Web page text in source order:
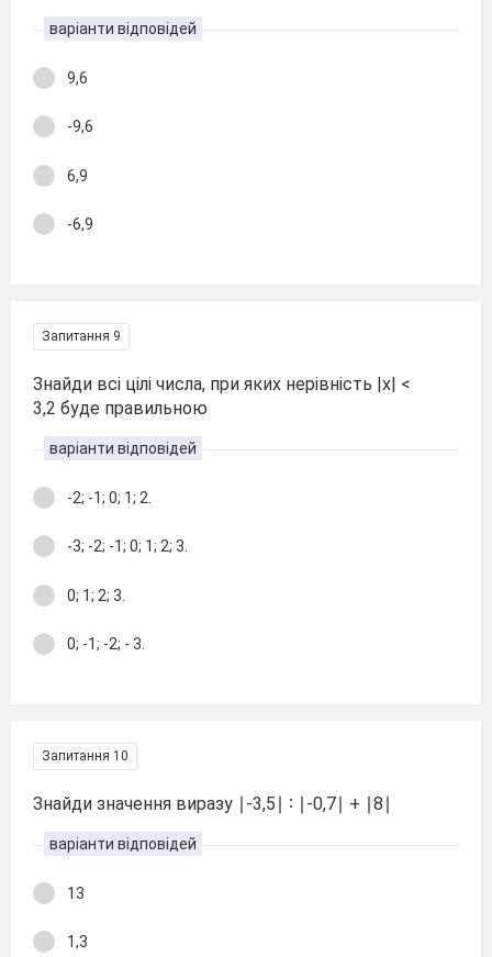
варіанти відповідей
9,6
-9,6
6,9
-6,9
Запитання 9
Знайди всі цілі числа, при яких нерівність |x| <
3,2 буде правильною
варіанти відповідей
-2; -1; 0; 1; 2.
-3; -2; -1; 0; 1; 2; 3.
0; 1; 2; 3.
0; -1; -2; - 3.
Запитання 10
Знайди значення виразу ∣-3,5∣ ∶ ∣-0,7∣ + ∣8∣
варіанти відповідей
13
1,3